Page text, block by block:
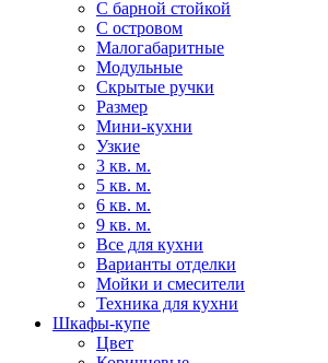
С барной стойкой
С островом
Малогабаритные
Модульные
Скрытые ручки
Размер
Мини-кухни
Узкие
3 кв. м.
5 кв. м.
6 кв. м.
9 кв. м.
Все для кухни
Варианты отделки
Мойки и смесители
Техника для кухни
Шкафы-купе
Цвет